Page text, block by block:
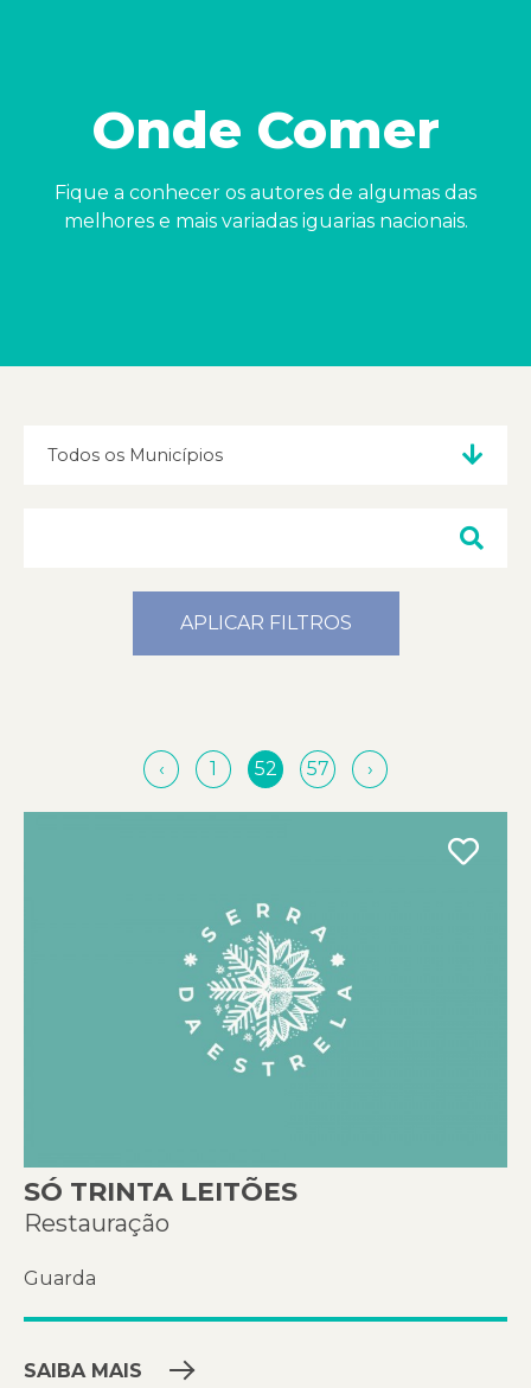
Onde Comer
Fique a conhecer os autores de algumas das
melhores e mais variadas iguarias nacionais.
APLICAR FILTROS
‹ 1 52 57 ›
SÓ TRINTA LEITÕES
Restauração
Guarda
SAIBA MAIS